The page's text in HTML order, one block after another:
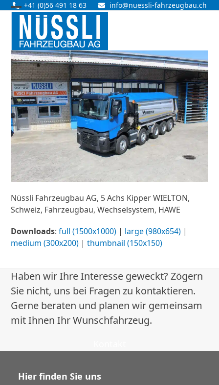
Skip
content
+41 (0)56 491 18 63 info@nuessli-fahrzeugbau.ch
Open
mobile
menu
Close
mobile
menu
Nüssli Fahrzeugbau AG, 5 Achs Kipper WIELTON,
Schweiz, Fahrzeugbau, Wechselsystem, HAWE
Downloads:full (1500x1000) | large (980x654) |
medium (300x200) |thumbnail (150x150)
Haben wir Ihre Interesse geweckt? Zögern
Sie nicht, uns bei Fragen zu kontaktieren.
Gerne beraten und planen wir gemeinsam
mit Ihnen Ihr Wunschfahrzeug.
Hier finden Sie uns